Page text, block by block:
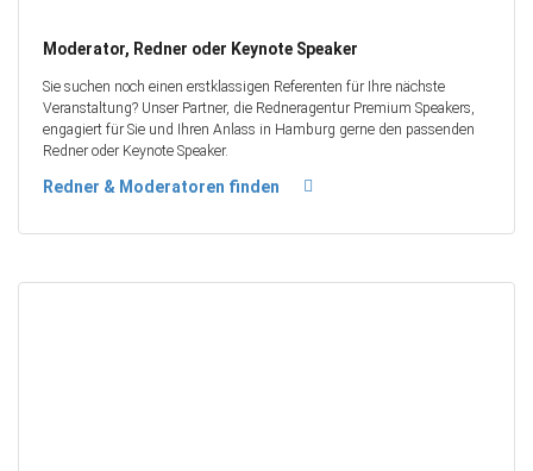
Moderator, Redner oder Keynote Speaker
Sie suchen noch einen erstklassigen Referenten für Ihre nächste
Veranstaltung? Unser Partner, die Redneragentur Premium Speakers,
engagiert für Sie und Ihren Anlass in Hamburg gerne den passenden
Redner oder Keynote Speaker.
Redner & Moderatoren finden